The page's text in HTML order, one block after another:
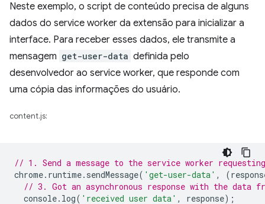
Neste exemplo, o script de conteúdo precisa de alguns
dados do service worker da extensão para inicializar a
interface. Para receber esses dados, ele transmite a
mensagem get-user-data definida pelo
desenvolvedor ao service worker, que responde com
uma cópia das informações do usuário.
content.js:
// 1. Send a message to the service worker
chrome. runtime. sendMessage( 'get-user-data' , (
// 3. Got an asynchronous response with the data
console. log( 'received user data' , response);